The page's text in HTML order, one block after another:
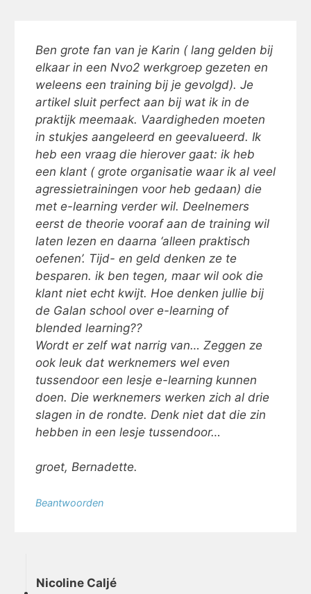
Ben grote fan van je Karin ( lang gelden bij
elkaar in een Nvo2 werkgroep gezeten en
weleens een training bij je gevolgd). Je
artikel sluit perfect aan bij wat ik in de
praktijk meemaak. Vaardigheden moeten
in stukjes aangeleerd en geevalueerd. Ik
heb een vraag die hierover gaat: ik heb
een klant ( grote organisatie waar ik al veel
agressietrainingen voor heb gedaan) die
met e-learning verder wil. Deelnemers
eerst de theorie vooraf aan de training wil
laten lezen en daarna ‘alleen praktisch
oefenen’. Tijd- en geld denken ze te
besparen. ik ben tegen, maar wil ook die
klant niet echt kwijt. Hoe denken jullie bij
de Galan school over e-learning of
blended learning??
Wordt er zelf wat narrig van… Zeggen ze
ook leuk dat werknemers wel even
tussendoor een lesje e-learning kunnen
doen. Die werknemers werken zich al drie
slagen in de rondte. Denk niet dat die zin
hebben in een lesje tussendoor…
groet, Bernadette.
Beantwoorden
Nicoline Caljé